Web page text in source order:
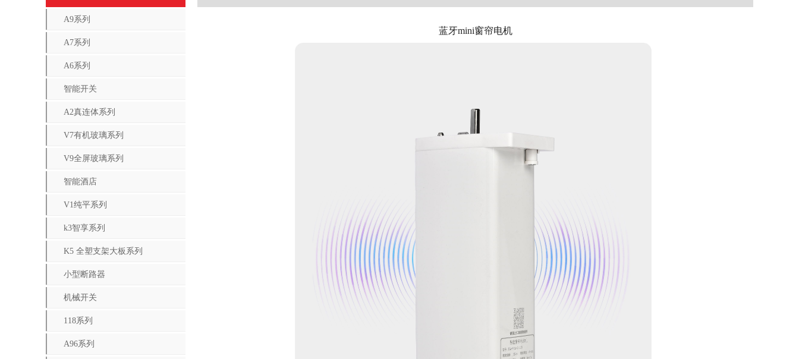
A9系列
A7系列
A6系列
智能开关
A2真连体系列
V7有机玻璃系列
V9全屏玻璃系列
智能酒店
V1纯平系列
k3智享系列
K5 全塑支架大板系列
小型断路器
机械开关
118系列
A96系列
蓝牙mini窗帘电机